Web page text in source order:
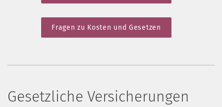
Fragen zu Kosten und Gesetzen
Gesetzliche Versicherungen